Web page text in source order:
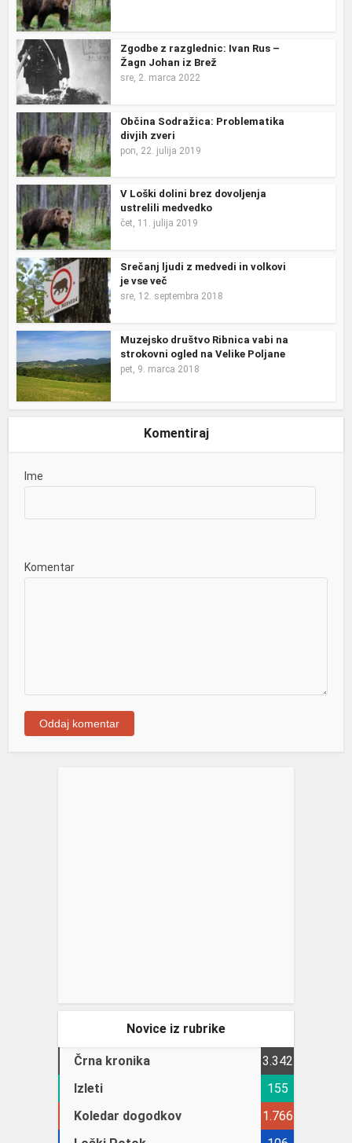
Zgodbe z razglednic: Ivan Rus –
Žagn Johan iz Brež
sre, 2. marca 2022
Občina Sodražica: Problematika
divjih zveri
pon, 22. julija 2019
V Loški dolini brez dovoljenja
ustrelili medvedko
čet, 11. julija 2019
Srečanj ljudi z medvedi in volkovi
je vse več
sre, 12. septembra 2018
Muzejsko društvo Ribnica vabi na
strokovni ogled na Velike Poljane
pet, 9. marca 2018
Komentiraj
Ime
Komentar
Novice iz rubrike
Črna kronika
3.342
Izleti
155
Koledar dogodkov
1.766